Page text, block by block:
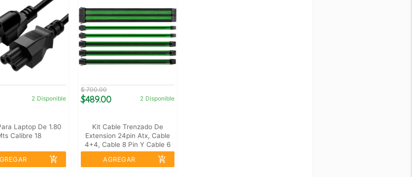
2 Disponible
Laptop De 1.80
Calibre 18
add_shopping_cart
$ 700.00
$489.00 2 Disponible
Kit Cable Trenzado De
Extension 24pin Atx, Cable
4+4, Cable 8 Pin Y Cable 6
Pin Color Verde Y Negro
AGREGAR add_shopping_cart